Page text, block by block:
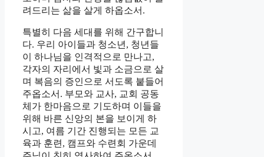
려드리는 삶을 살게 하옵소서.
특별히 다음 세대를 위해 간구합니
다. 우리 아이들과 청소년, 청년들
이 하나님을 인격적으로 만나고,
각자의 자리에서 빛과 소금으로 살
며 복음의 증인으로 서도록 붙들어
주옵소서. 부모와 교사, 교회 공동
체가 한마음으로 기도하며 이들을
위해 바른 신앙의 본을 보이게 하
시고, 여름 기간 진행되는 모든 교
육과 훈련, 캠프와 수련회 가운데